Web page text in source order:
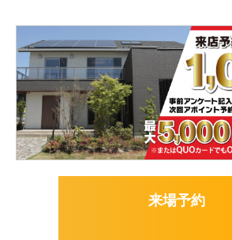
来場予約